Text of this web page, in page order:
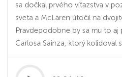
sa dočkal prvého víťazstva v
sveta a McLaren útočil na
Pravdepodobne by sa mu to aj
Carlosa Sainza, ktorý kolidoval